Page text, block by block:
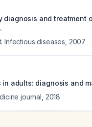
diagnosis and treatment
Infectious diseases 2007
in adults: diagnosis and
journal 2018